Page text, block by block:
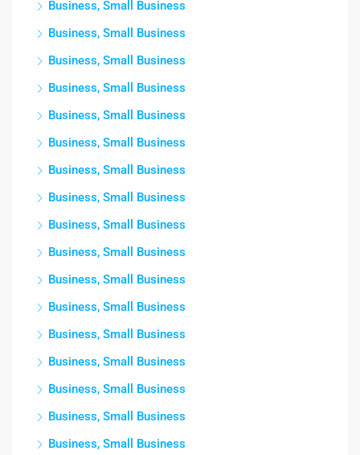
Business, Small Business
Business, Small Business
Business, Small Business
Business, Small Business
Business, Small Business
Business, Small Business
Business, Small Business
Business, Small Business
Business, Small Business
Business, Small Business
Business, Small Business
Business, Small Business
Business, Small Business
Business, Small Business
Business, Small Business
Business, Small Business
Business, Small Business